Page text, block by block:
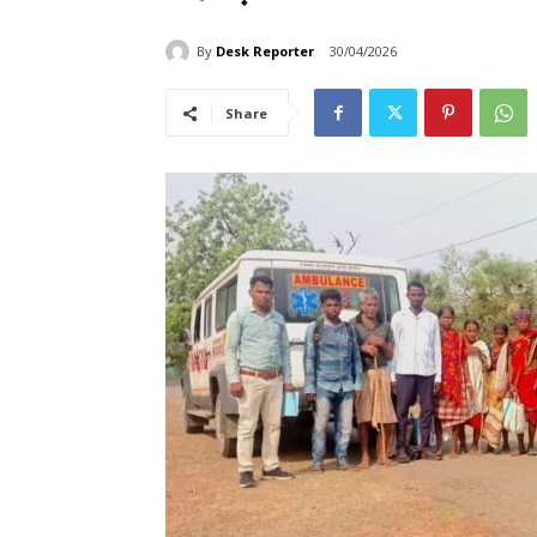
By Desk Reporter 30/04/2026
Share